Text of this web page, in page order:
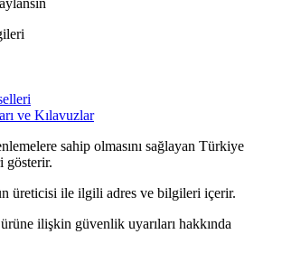
ve Kılavuzlar
sahip olmasını sağlayan Türkiye
gösterir.
üreticisi ile ilgili adres ve bilgileri içerir.
ilişkin güvenlik uyarıları hakkında